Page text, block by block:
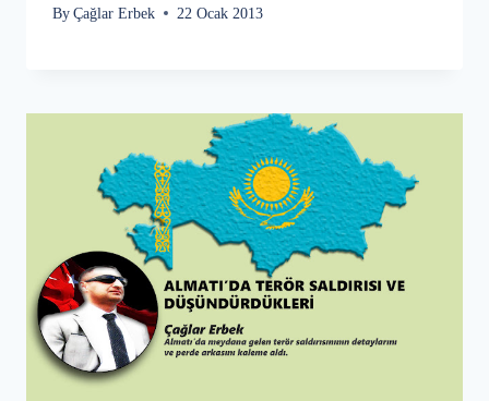
By Çağlar Erbek 22 Ocak 2013